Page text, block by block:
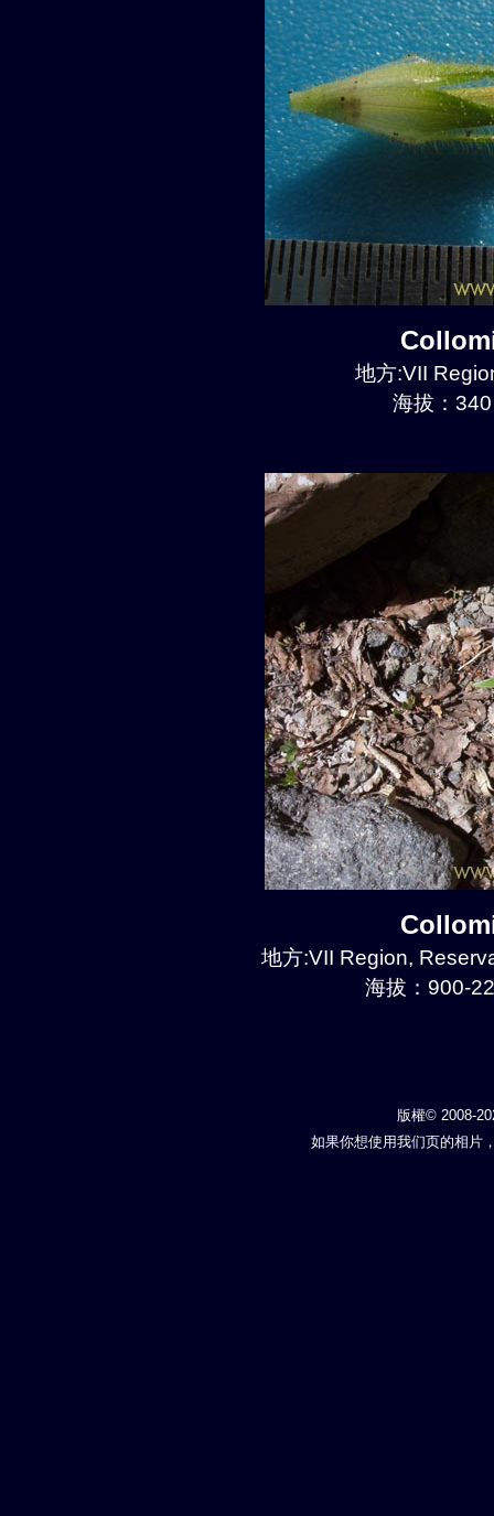
地方:VII
海拔：
地方:VII Region,
海拔：900-
版權© 2008-
如果你想使用我们页的相片